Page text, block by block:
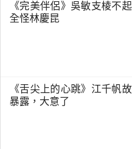
《完美伴侶》吳敏支棱不
全怪林慶昆
《舌尖上的心跳》江千帆
暴露，大意了